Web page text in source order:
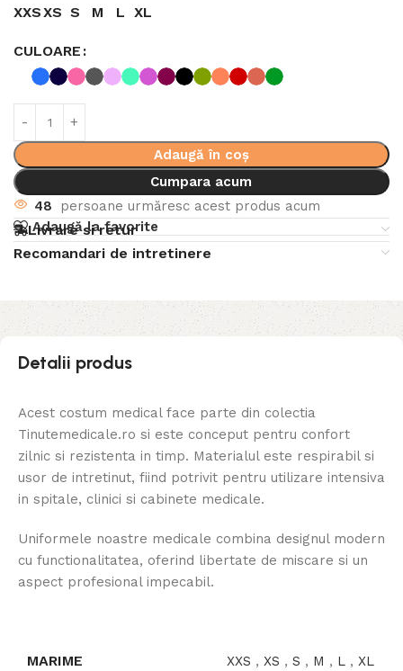
XXSXS S M L XL
CULOARE
Adaugă în coș
Cumpara acum
48
persoane urmăresc acest produs acum
Adaugă la favorite
Livrare si retur
Recomandari de intretinere
Detalii produs
Acest costum medical face parte din colectia
Tinutemedicale.ro si este conceput pentru confort
zilnic si rezistenta in timp. Materialul este respirabil si
usor de intretinut, fiind potrivit pentru utilizare intensiva
in spitale, clinici si cabinete medicale.
Uniformele noastre medicale combina designul modern
cu functionalitatea, oferind libertate de miscare si un
aspect profesional impecabil.
MARIME XXS , XS , S , M , L , XL